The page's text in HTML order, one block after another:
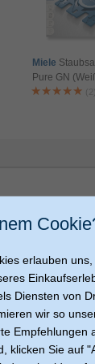
Miele
Pure GN
(2)
Hama GmbH & Co KG
Dresdner Str.
86653 Monheim
DE
https://
information
erlauben
Diensten von
wir so
Empfehlungen
klicken Sie auf